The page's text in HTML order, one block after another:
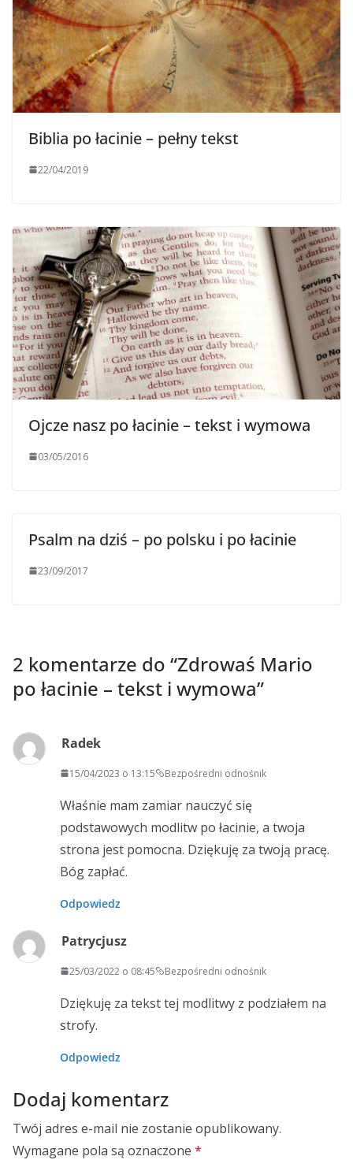
Biblia po łacinie – pełny tekst
22/04/2019
Ojcze nasz po łacinie – tekst i wymowa
03/05/2016
Psalm na dziś – po polsku i po łacinie
23/09/2017
2 komentarze do “Zdrowaś Mario
po łacinie – tekst i wymowa”
Radek
15/04/2023 o 13:15 Bezpośredni odnośnik
Właśnie mam zamiar nauczyć się
podstawowych modlitw po łacinie, a twoja
strona jest pomocna. Dziękuję za twoją pracę.
Bóg zapłać.
Odpowiedz
Patrycjusz
25/03/2022 o 08:45 Bezpośredni odnośnik
Dziękuję za tekst tej modlitwy z podziałem na
strofy.
Odpowiedz
Dodaj komentarz
Twój adres e-mail nie zostanie opublikowany.
Wymagane pola są oznaczone *